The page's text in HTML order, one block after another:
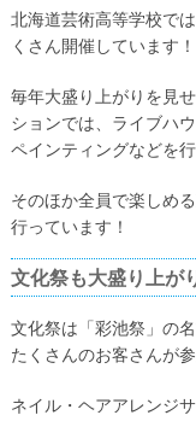
北海道芸術高等学校で
くさん開催しています！
毎年大盛り上がりを見
ションでは、ライブハ
ペインティングなどを行
そのほか全員で楽しめ
行っています！
文化祭も大盛り上が
文化祭は「彩池祭」の
たくさんのお客さんが
ネイル・ヘアアレンジ